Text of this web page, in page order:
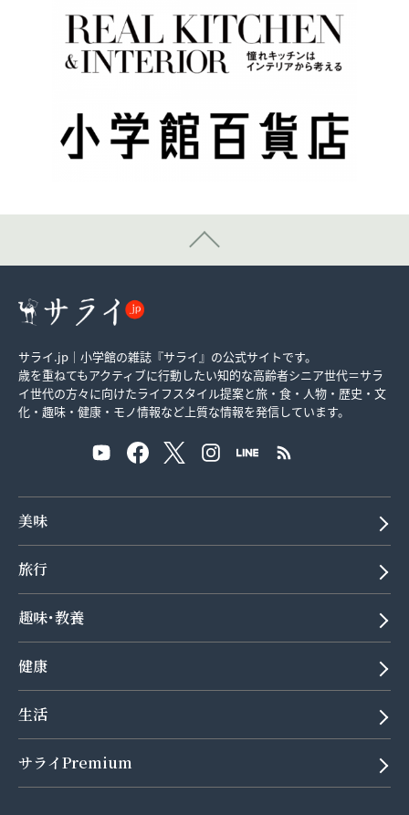
サライ.jp｜小学館の雑誌『サライ』の公式サイトです。
歳を重ねてもアクティブに行動したい知的な高齢者シニア世代＝サラ
イ世代の方々に向けたライフスタイル提案と旅・食・人物・歴史・文
化・趣味・健康・モノ情報など上質な情報を発信しています。
美味
旅行
趣味･教養
健康
生活
サライPremium